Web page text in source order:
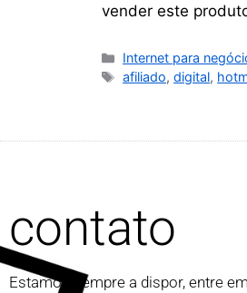
vender este
Internet para
afiliado,digital,
contato
Estamos sempre a dispor, entre